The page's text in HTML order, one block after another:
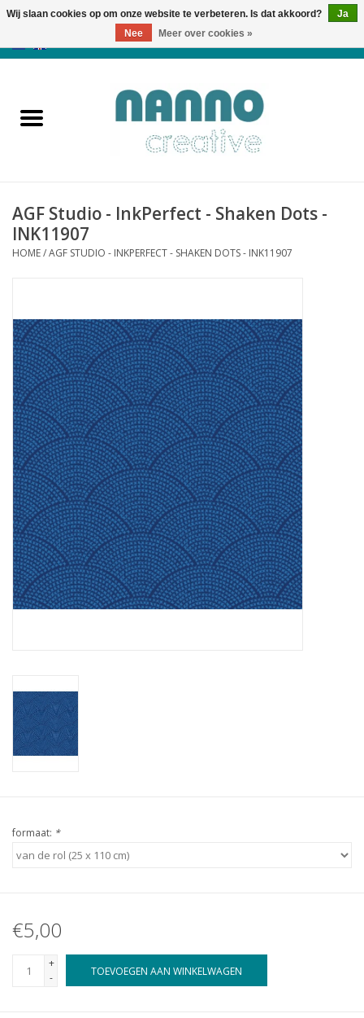
Producten
Nieuws
Herfst & Halloween
Laatste Kans
Cadeaubonnen
Nanno Blog
Merken
Beloningen
AGF Studio - InkPerfect - Shaken Dots -
INK11907
HOME/AGF STUDIO - INKPERFECT - SHAKEN DOTS - INK11907
formaat: *
€5,00
+
-
TOEVOEGEN AAN WINKELWAGEN
Wij slaan cookies op om onze website te verbeteren. Is dat akkoord?
Ja
Nee
Meer over cookies »